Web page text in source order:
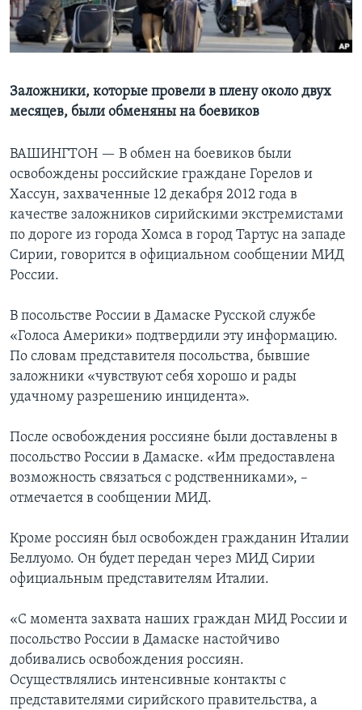
Learning English
Языки
Заложники, которые провели в плену около двух
месяцев, были обменяны на боевиков
ВАШИНГТОН — В обмен на боевиков были
освобождены российские граждане Горелов и
Хассун, захваченные 12 декабря 2012 года в
качестве заложников сирийскими экстремистами
по дороге из города Хомса в город Тартус на западе
Сирии, говорится в официальном сообщении МИД
России.
В посольстве России в Дамаске Русской cлужбе
«Голоса Америки» подтвердили эту информацию.
По словам представителя посольства, бывшие
заложники «чувствуют себя хорошо и рады
удачному разрешению инцидента».
После освобождения россияне были доставлены в
посольство России в Дамаске. «Им предоставлена
возможность связаться с родственниками», –
отмечается в сообщении МИД.
Кроме россиян был освобожден гражданин Италии
Беллуомо. Он будет передан через МИД Сирии
официальным представителям Италии.
«С момента захвата наших граждан МИД России и
посольство России в Дамаске настойчиво
добивались освобождения россиян.
Осуществлялись интенсивные контакты с
представителями сирийского правительства, а